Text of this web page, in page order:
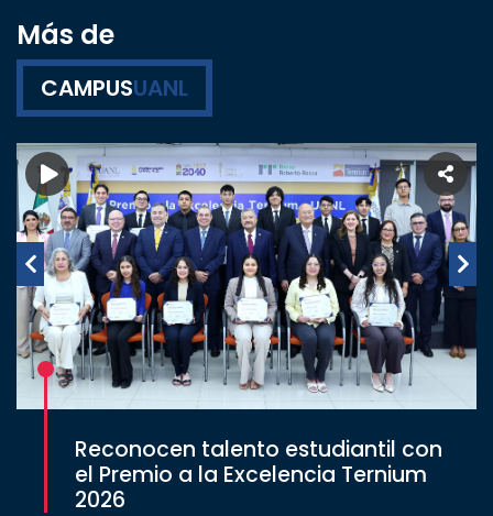
Más de
CAMPUSUANL
Reconocen talento estudiantil con
el Premio a la Excelencia Ternium
2026